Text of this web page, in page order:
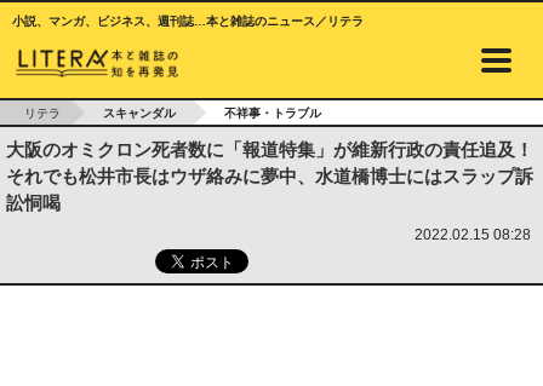
小説、マンガ、ビジネス、週刊誌…本と雑誌のニュース／リテラ
リテラ スキャンダル 不祥事・トラブル
大阪のオミクロン死者数に「報道特集」が維新行政の責任追及！
それでも松井市長はウザ絡みに夢中、水道橋博士にはスラップ訴
訟恫喝
2022.02.15 08:28